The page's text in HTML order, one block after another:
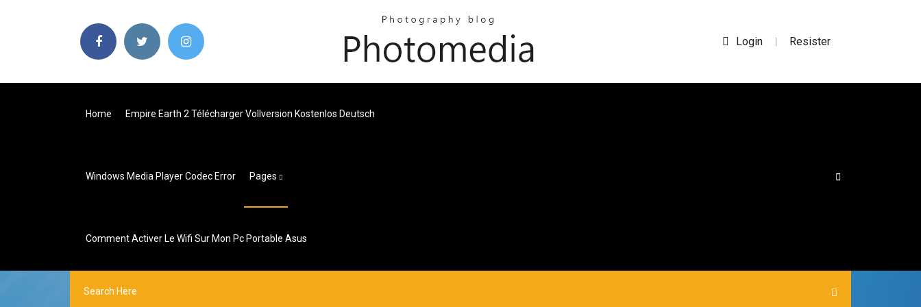
Login | Resister
Home Empire Earth 2 Télécharger Vollversion Kostenlos Deutsch
Windows Media Player Codec Error Pages
Comment Activer Le Wifi Sur Mon Pc Portable Asus